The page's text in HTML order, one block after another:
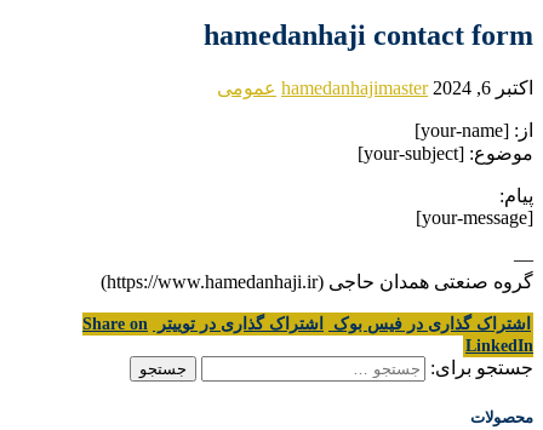
hamedanhaji contact form
اکتبر 6, 2024 hamedanhajimaster عمومی
از: [your-name]
موضوع: [your-subject]
پیام:
[your-message]
—
گروه صنعتی همدان حاجی (https://www.hamedanhaji.ir)
اشتراک گذاری در فیس بوک اشتراک گذاری در توییتر
Share on
LinkedIn
جستجو برای:
محصولات